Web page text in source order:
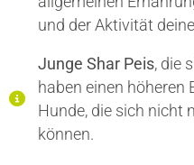
und der Aktivität
Junge Shar Peis, die
haben einen höheren
Hunde, die sich nicht
können.